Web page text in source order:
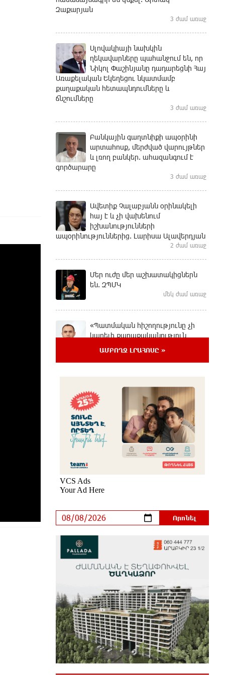
Զաքարյան
3 ժամ առաջ
Սլովակիայի նախկին
ղեկավարները պահանջում են, որ
Նիկոլ Փաշինյանը դադարեցնի Հայ
Առաքելական Եկեղեցու նկատմամբ
քաղաքական հետապնդումները և
ճնշումները
3 ժամ առաջ
Բանկային գաղտնիքի ապօրինի
արտահոսք, մերժված վարույթներ
և լռող բանկեր. ահազանգում է
գործարարը
3 ժամ առաջ
Ավետիք Չալաբյանն օրինակելի
հայ է և չի վախենում
իշխանությունների
ապօրինություններից. Լարիսա Ալավերդյան
2 ժամ առաջ
Մեր ուժը մեր աշխատակիցներն
են. ԶՊՄԿ
մեկ ժամ առաջ
«Պատմական հիշողությունը չի
կարելի քաղաքականություն
հասցեներում օգոստոսի 10-ին, 11-
ին, 12-ին և 13-ին գազ չի լինելու
8 ժամ առաջ
Հայ ուշուիստները 37 մեդալ են
նվաճել միջազգային մրցաշարում
9 ժամ առաջ
ԱՄՆ Սենատը մեծամասնությամբ
դեմ պատժամիջոցների
ընդլայնման օրինագիծը
Երգչուհի Բեյոնսեն ​​4 դատական
հայց է ներկայացրել Թուրքիայում
Երևանյան լճում իրականացվել են
մաքրման աշխատանքներ
10 ժամ առաջ
Իտալական Սիցիլիա կղզում
ԱՄԲՈՂՋ ԼՐԱՀՈՍԸ »